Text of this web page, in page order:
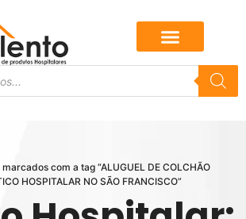
com a tag “ALUGUEL DE COLCHÃO
HOSPITALAR NO SÃO FRANCISCO”